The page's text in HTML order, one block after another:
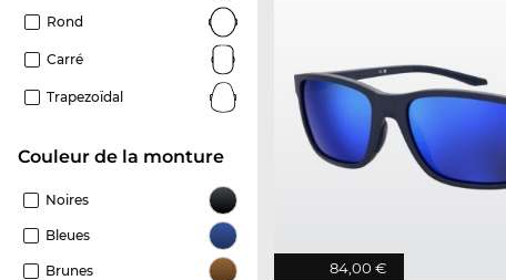
Rond
Carré
Trapezoïdal
Couleur de la monture
Noires
Bleues
Brunes 84,00 €